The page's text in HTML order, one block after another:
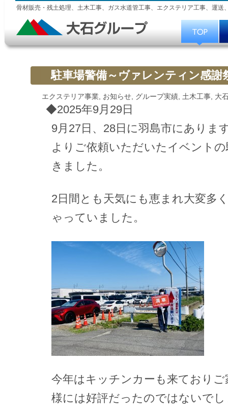
骨材販売・残土処理、土木工事、ガス水道管工事、エクステリア工事、運送
駐車場警備～ヴァレンティン感謝
エクステリア事業 お知らせ グループ実績 土木工事 大
◆2025年9月29日
9月27日、28日に羽島市にありま
よりご依頼いただいたイベント
きました。
2日間とも天気にも恵まれ大変多
ゃっていました。
今年はキッチンカーも来ており
様には好評だったのではないで